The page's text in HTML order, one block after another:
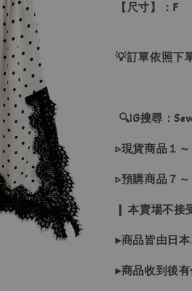
【尺寸】：F
💡訂單依照下
🔍IG搜尋：
▹現貨商品１
▹預購商品７
❙ 本賣場不接
▸商品皆由日
▸商品收到後